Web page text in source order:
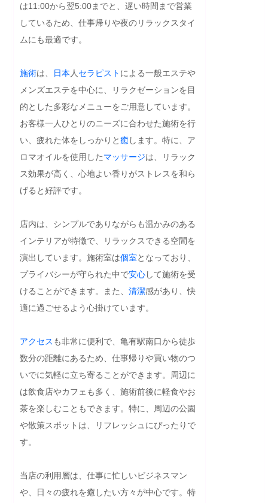
は11:00から翌5:00までと、遅い時間まで営業
しているため、仕事帰りや夜のリラックスタイ
ムにも最適です。
施術は、 日本 人 セラピスト による一般エステや
メンズエステを中心に、リラクゼーションを目
的とした多彩なメニューをご用意しています。
お客様一人ひとりのニーズに合わせた施術を行
い、疲れた体をしっかりと癒 します。特に、ア
ロマオイルを使用したマッサージは、リラック
ス効果が高く、心地よい香りがストレスを和ら
げると好評です。
店内は、シンプルでありながらも温かみのある
インテリアが特徴で、リラックスできる空間を
演出しています。施術室は個室となっており、
プライバシーが守られた中で安心して施術を受
けることができます。また、 清潔感があり、快
適に過ごせるよう心掛けています。
アクセス も非常に便利で、亀有駅南口から徒歩
数分の距離にあるため、仕事帰りや買い物のつ
いでに気軽に立ち寄ることができます。周辺に
は飲食店やカフェも多く、施術前後に軽食やお
茶を楽しむこともできます。特に、周辺の公園
や散策スポットは、リフレッシュにぴったりで
す。
当店の利用層は、仕事に忙しいビジネスマン
や、日々の疲れを癒したい方々が中心です。特